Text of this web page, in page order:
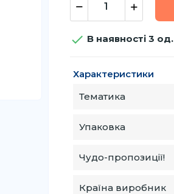
 В наявності 3 од.
Характеристики
Тематика
Упаковка
Чудо-пропозиції!
Країна виробник